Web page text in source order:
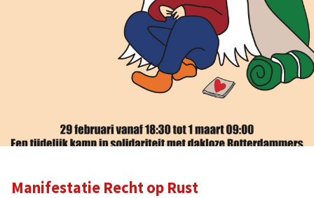
Manifestatie Recht op Rust